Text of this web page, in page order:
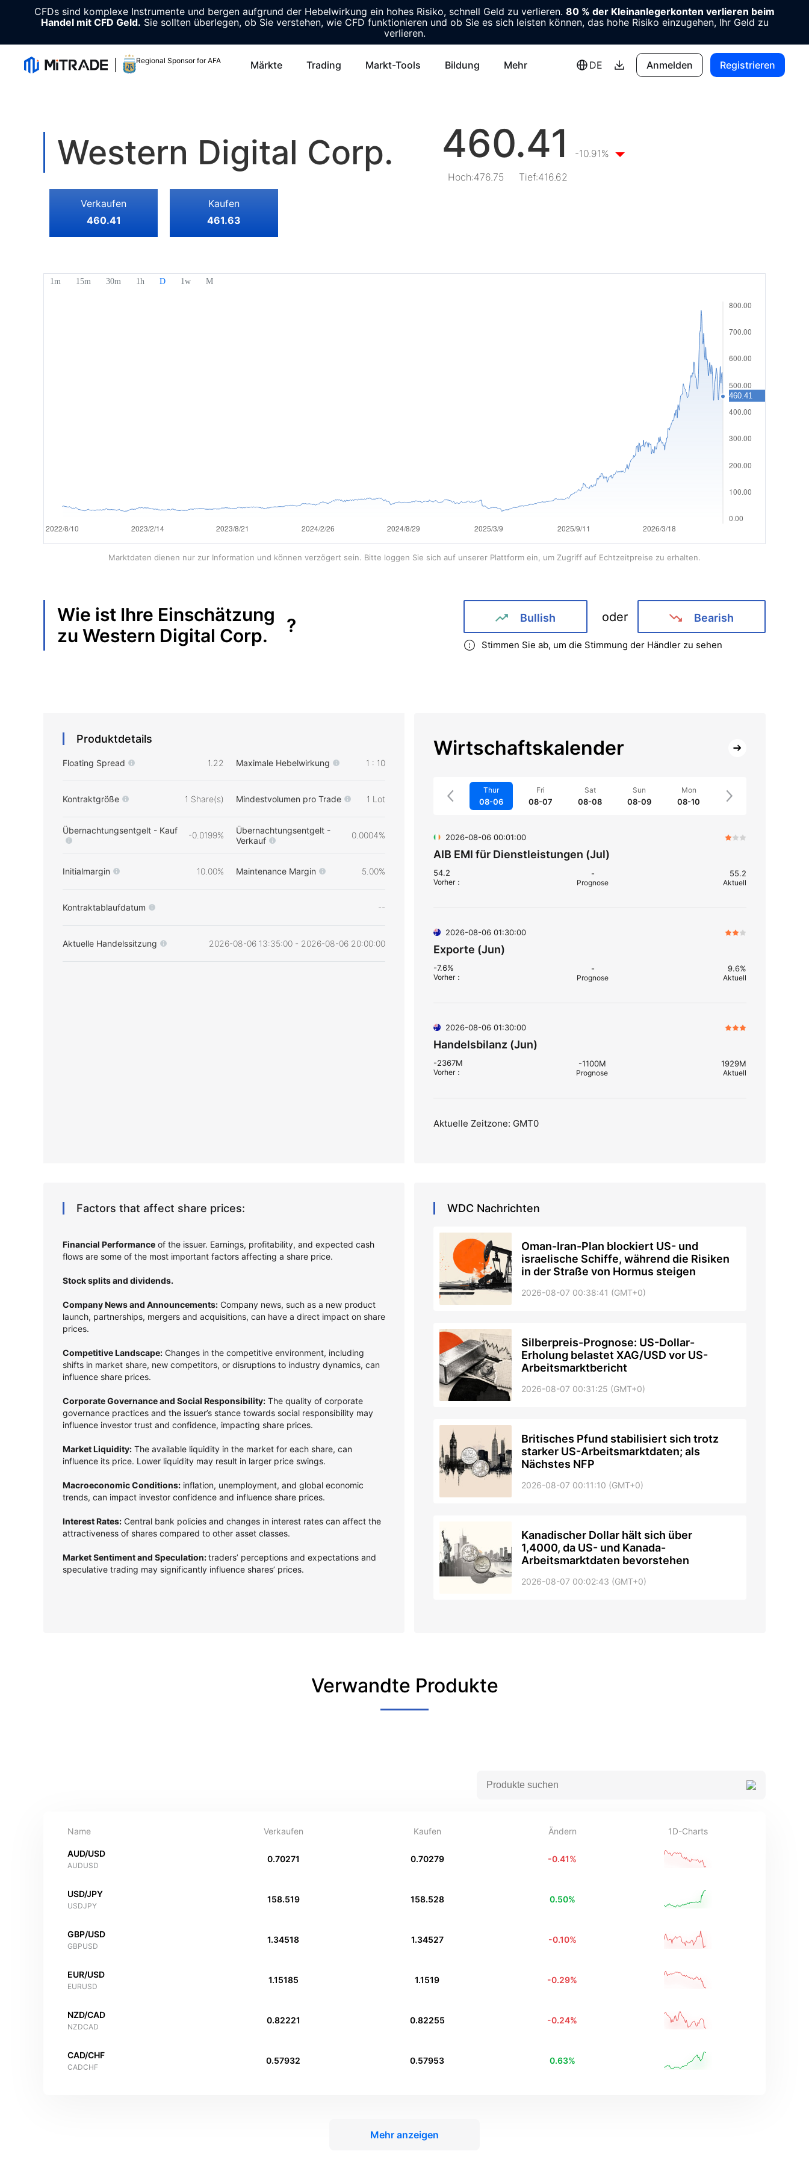
CFDs sind komplexe Instrumente und bergen aufgrund der Hebelwirkung ein hohes Risiko, schnell Geld zu verlieren. 80 % der Kleinanlegerkonten verlieren beim
Handel mit CFD Geld. Sie sollten überlegen, ob Sie verstehen, wie CFD funktionieren und ob Sie es sich leisten können, das hohe Risiko einzugehen, Ihr Geld zu
verlieren.
Regional Sponsor for AFA Märkte Trading Markt-Tools Bildung Mehr DE Anmelden Registrieren
Western Digital Corp. 460.41
-10.91%
Hoch:476.75 Tief:416.62
Verkaufen
460.41
Kaufen
461.63
Marktdaten dienen nur zur Information und können verzögert sein. Bitte loggen Sie sich auf unserer Plattform ein, um Zugriff auf Echtzeitpreise zu erhalten.
Wie ist Ihre Einschätzung
zu Western Digital Corp. ? Bullish oder Bearish
Stimmen Sie ab, um die Stimmung der Händler zu sehen
Produktdetails
Floating Spread 1.22 Maximale Hebelwirkung 1 : 10
Kontraktgröße 1 Share(s) Mindestvolumen pro Trade 1 Lot
Übernachtungsentgelt - Kauf -0.0199%
Übernachtungsentgelt -
Verkauf
0.0004%
Initialmargin 10.00% Maintenance Margin 5.00%
Kontraktablaufdatum --
Aktuelle Handelssitzung 2026-08-06 13:35:00 - 2026-08-06 20:00:00
Wirtschaftskalender
Thur
08-06
Fri
08-07
Sat
08-08
Sun
08-09
Mon
08-10
2026-08-06 00:01:00
AIB EMI für Dienstleistungen (Jul)
54.2
Vorher：
-
Prognose
55.2
Aktuell
2026-08-06 01:30:00
Exporte (Jun)
-7.6%
Vorher：
-
Prognose
9.6%
Aktuell
2026-08-06 01:30:00
Handelsbilanz (Jun)
-2367M
Vorher：
-1100M
Prognose
1929M
Aktuell
Aktuelle Zeitzone: GMT0
Factors that affect share prices:
Financial Performance of the issuer. Earnings, profitability, and expected cash
flows are some of the most important factors affecting a share price.
Stock splits and dividends.
Company News and Announcements: Company news, such as a new product
launch, partnerships, mergers and acquisitions, can have a direct impact on share
prices.
Competitive Landscape: Changes in the competitive environment, including
shifts in market share, new competitors, or disruptions to industry dynamics, can
influence share prices.
Corporate Governance and Social Responsibility: The quality of corporate
governance practices and the issuer’s stance towards social responsibility may
influence investor trust and confidence, impacting share prices.
Market Liquidity: The available liquidity in the market for each share, can
influence its price. Lower liquidity may result in larger price swings.
Macroeconomic Conditions: inflation, unemployment, and global economic
trends, can impact investor confidence and influence share prices.
Interest Rates: Central bank policies and changes in interest rates can affect the
attractiveness of shares compared to other asset classes.
Market Sentiment and Speculation:traders’ perceptions and expectations and
speculative trading may significantly influence shares’ prices.
WDC Nachrichten
Oman-Iran-Plan blockiert US- und
israelische Schiffe, während die Risiken
in der Straße von Hormus steigen
2026-08-07 00:38:41 (GMT+0)
Silberpreis-Prognose: US-Dollar-
Erholung belastet XAG/USD vor US-
Arbeitsmarktbericht
2026-08-07 00:31:25 (GMT+0)
Britisches Pfund stabilisiert sich trotz
starker US-Arbeitsmarktdaten; als
Nächstes NFP
2026-08-07 00:11:10 (GMT+0)
Kanadischer Dollar hält sich über
1,4000, da US- und Kanada-
Arbeitsmarktdaten bevorstehen
2026-08-07 00:02:43 (GMT+0)
Verwandte Produkte
Name Verkaufen Kaufen Ändern 1D-Charts
AUD/USD
AUDUSD
0.70271 0.70279 -0.41%
USD/JPY
USDJPY
158.519 158.528 0.50%
GBP/USD
GBPUSD
1.34518 1.34527 -0.10%
EUR/USD
EURUSD
1.15185 1.1519 -0.29%
NZD/CAD
NZDCAD
0.82221 0.82255 -0.24%
CAD/CHF
CADCHF
0.57932 0.57953 0.63%
Mehr anzeigen